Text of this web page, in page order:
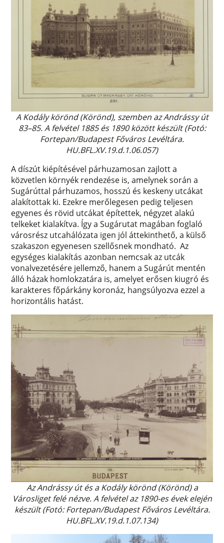
A Kodály körönd (Körönd), szemben az Andrássy út
83–85. A felvétel 1885 és 1890 között készült (Fotó:
Fortepan/Budapest Főváros Levéltára.
HU.BFL.XV.19.d.1.06.057)
A díszút kiépítésével párhuzamosan zajlott a
közvetlen környék rendezése is, amelynek során a
Sugárúttal párhuzamos, hosszú és keskeny utcákat
alakítottak ki. Ezekre merőlegesen pedig teljesen
egyenes és rövid utcákat építettek, négyzet alakú
telkeket kialakítva. Így a Sugárutat magában foglaló
városrész utcahálózata igen jól áttekinthető, a külső
szakaszon egyenesen szellősnek mondható. Az
egységes kialakítás azonban nemcsak az utcák
vonalvezetésére jellemző, hanem a Sugárút mentén
álló házak homlokzatára is, amelyet erősen kiugró és
karakteres főpárkány koronáz, hangsúlyozva ezzel a
horizontális hatást.
Az Andrássy út és a Kodály körönd (Körönd) a
Városliget felé nézve. A felvétel az 1890-es évek elején
készült (Fotó: Fortepan/Budapest Főváros Levéltára.
HU.BFL.XV.19.d.1.07.134)